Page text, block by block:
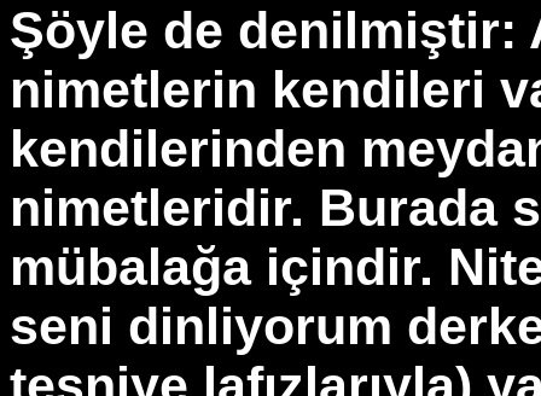
Şöyle de denilmiştir:
nimetlerin kendileri
kendilerinden
nimetleridir. Burada
mübalağa içindir.
seni dinliyorum